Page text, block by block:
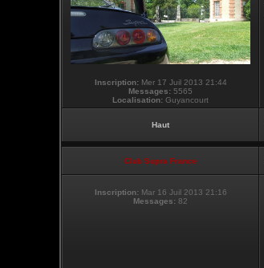
Inscription:Mer 17 Juil 2013 21:44
Messages: 5565
Localisation: Guyancourt
Haut
Club Supra France
Inscription: Mar 16 Juil 2013 21:16
Messages: 82